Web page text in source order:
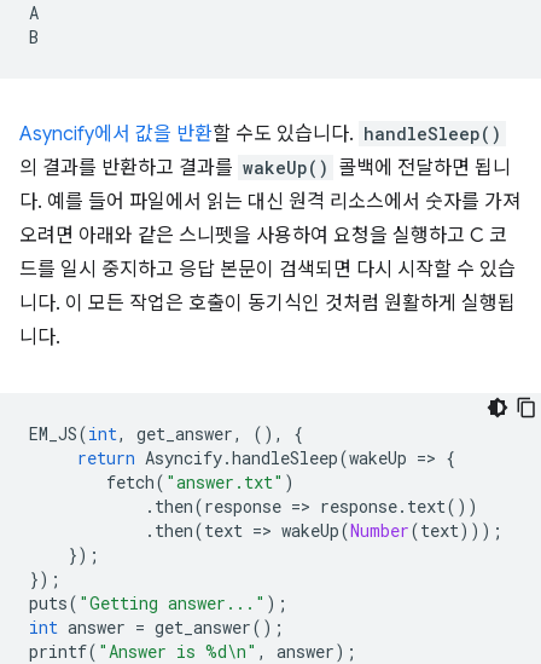
A
Asyncify에서 값을 반환할 수도 있습니다. handleSleep()
의 결과를 반환하고 결과를 wakeUp() 콜백에 전달하면 됩니
다. 예를 들어 파일에서 읽는 대신 원격 리소스에서 숫자를 가져
오려면 아래와 같은 스니펫을 사용하여 요청을 실행하고 C 코
드를 일시 중지하고 응답 본문이 검색되면 다시 시작할 수 있습
니다. 이 모든 작업은 호출이 동기식인 것처럼 원활하게 실행됩
니다.
EM_JS(int, get_answer, (),
{
return Asyncify.handleSleep(wakeUp => {
fetch( "answer.txt" )
. then(response => response. text())
. then(text => wakeUp(Number(text)));
});
});
puts( "Getting answer..." );
int answer = get_answer();
printf( "Answer is %d\n" , answer);